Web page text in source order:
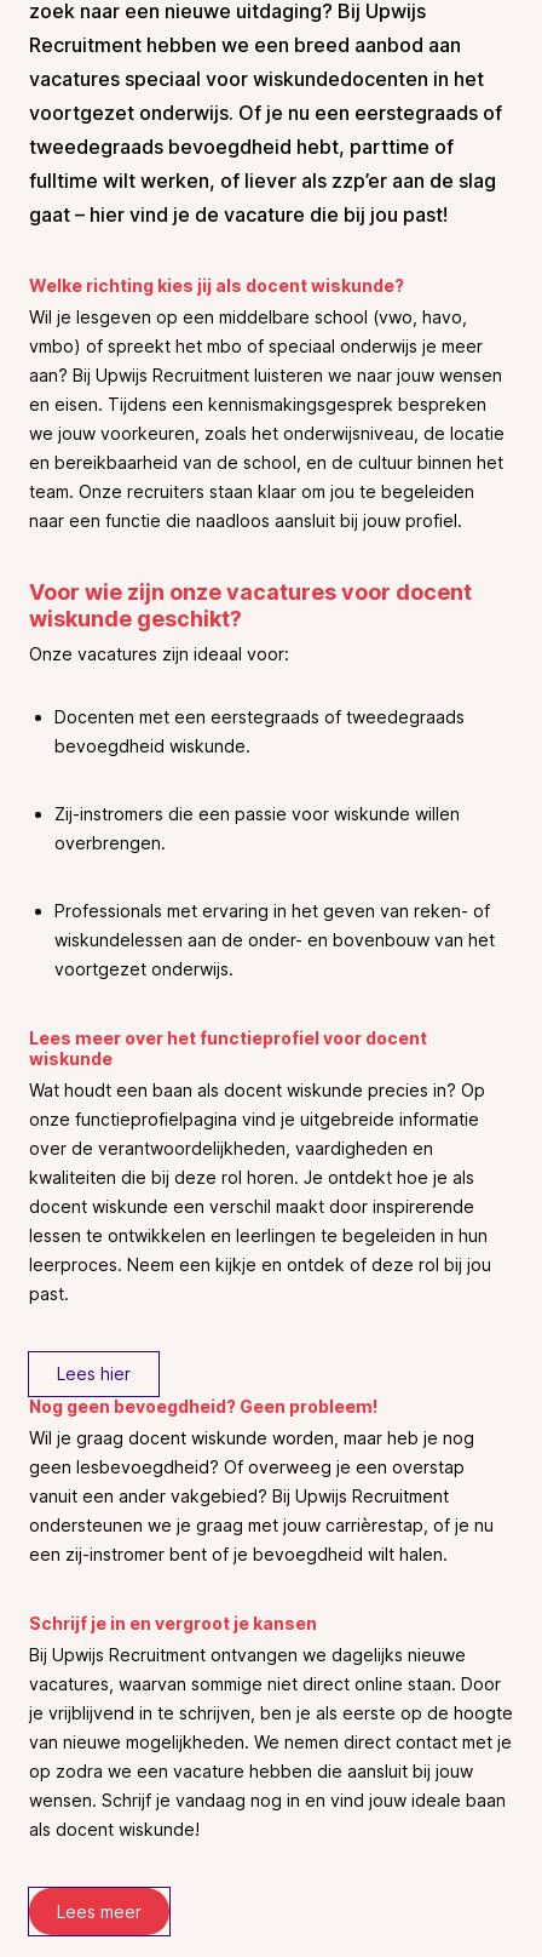
zoek naar een nieuwe uitdaging? Bij Upwijs
Recruitment hebben we een breed aanbod aan
vacatures speciaal voor wiskundedocenten in het
voortgezet onderwijs. Of je nu een eerstegraads of
tweedegraads bevoegdheid hebt, parttime of
fulltime wilt werken, of liever als zzp’er aan de slag
gaat – hier vind je de vacature die bij jou past!
Welke richting kies jij als docent wiskunde?
Wil je lesgeven op een middelbare school (vwo, havo,
vmbo) of spreekt het mbo of speciaal onderwijs je meer
aan? Bij Upwijs Recruitment luisteren we naar jouw wensen
en eisen. Tijdens een kennismakingsgesprek bespreken
we jouw voorkeuren, zoals het onderwijsniveau, de locatie
en bereikbaarheid van de school, en de cultuur binnen het
team. Onze recruiters staan klaar om jou te begeleiden
naar een functie die naadloos aansluit bij jouw profiel.
Voor wie zijn onze vacatures voor docent
wiskunde geschikt?
Onze vacatures zijn ideaal voor:
Docenten met een eerstegraads of tweedegraads
bevoegdheid wiskunde.
Zij-instromers die een passie voor wiskunde willen
overbrengen.
Professionals met ervaring in het geven van reken- of
wiskundelessen aan de onder- en bovenbouw van het
voortgezet onderwijs.
Lees meer over het functieprofiel voor docent
wiskunde
Wat houdt een baan als docent wiskunde precies in? Op
onze functieprofielpagina vind je uitgebreide informatie
over de verantwoordelijkheden, vaardigheden en
kwaliteiten die bij deze rol horen. Je ontdekt hoe je als
docent wiskunde een verschil maakt door inspirerende
lessen te ontwikkelen en leerlingen te begeleiden in hun
leerproces. Neem een kijkje en ontdek of deze rol bij jou
past.
Lees hier
Nog geen bevoegdheid? Geen probleem!
Wil je graag docent wiskunde worden, maar heb je nog
geen lesbevoegdheid? Of overweeg je een overstap
vanuit een ander vakgebied? Bij Upwijs Recruitment
ondersteunen we je graag met jouw carrièrestap, of je nu
een zij-instromer bent of je bevoegdheid wilt halen.
Schrijf je in en vergroot je kansen
Bij Upwijs Recruitment ontvangen we dagelijks nieuwe
vacatures, waarvan sommige niet direct online staan. Door
je vrijblijvend in te schrijven, ben je als eerste op de hoogte
van nieuwe mogelijkheden. We nemen direct contact met je
op zodra we een vacature hebben die aansluit bij jouw
wensen. Schrijf je vandaag nog in en vind jouw ideale baan
als docent wiskunde!
Lees meer